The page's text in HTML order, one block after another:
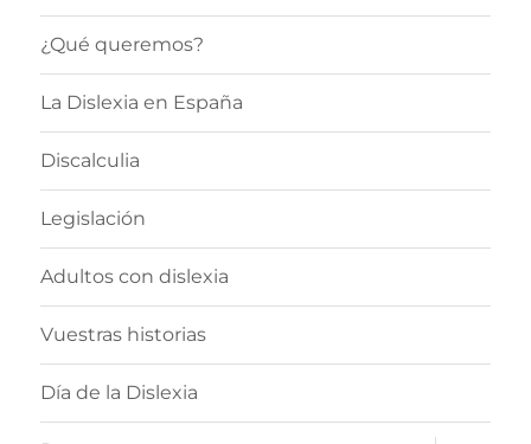
¿Qué queremos?
La Dislexia en España
Discalculia
Legislación
Adultos con dislexia
Vuestras historias
Día de la Dislexia